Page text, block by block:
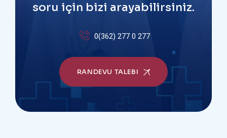
soru için bizi arayabilirsiniz.
0(362) 277 0 277
RANDEVU TALEBI